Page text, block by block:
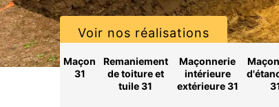
Voir nos réalisations
Maçon
31
Remaniement
de toiture et
tuile 31
Maçonnerie
intérieure
extérieure 31